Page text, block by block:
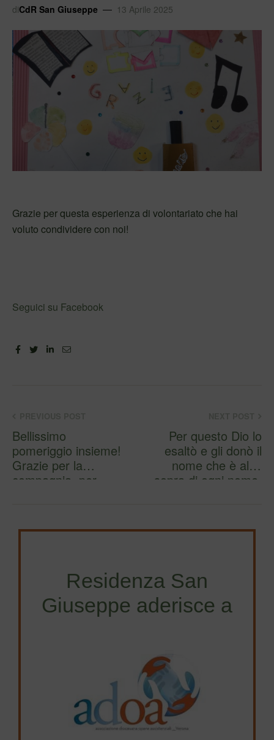
diCdR San Giuseppe 13 Aprile 2025
Grazie per questa esperienza di volontariato che hai
voluto condividere con noi!
Seguici su Facebook
FacebookTwitterLinkedin
Email
Bellissimo
pomeriggio insieme!
Grazie per la
compagnia, per
Per questo Dio lo
esaltò e gli donò il
nome che è al di
sopra di ogni nome,
Residenza San
Giuseppe aderisce a